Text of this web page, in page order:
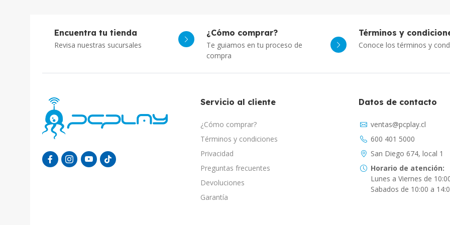
Encuentra tu tienda
Revisa nuestras sucursales
¿Cómo comprar?
Te guiamos en tu proceso de
compra
Términos y
Conoce los términos y
Servicio al cliente
¿Cómo comprar?
Términos y condiciones
Privacidad
Preguntas frecuentes
Devoluciones
Garantía
Datos de contacto
ventas@pcplay.cl
600 401 5000
San Diego 674, local 1
Horario de atención:
Lunes a Viernes de
Sabados de 10:00 a